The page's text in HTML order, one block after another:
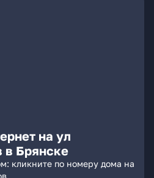
на ул
в Брянске
кликните по номеру дома на